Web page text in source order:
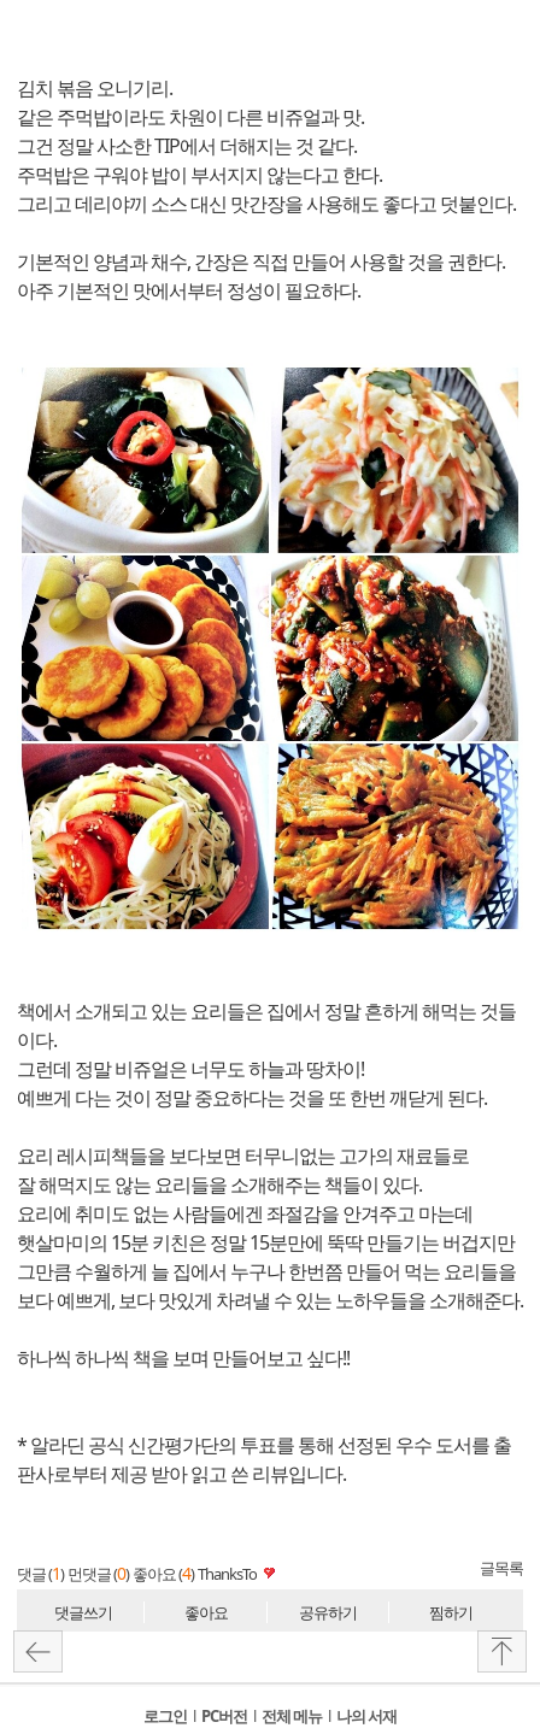
김치 볶음 오니기리.
같은 주먹밥이라도 차원이 다른 비쥬얼과 맛.
그건 정말 사소한 TIP에서 더해지는 것 같다.
주먹밥은 구워야 밥이 부서지지 않는다고 한다.
그리고 데리야끼 소스 대신 맛간장을 사용해도 좋다고 덧붙인다.
기본적인 양념과 채수, 간장은 직접 만들어 사용할 것을 권한다.
아주 기본적인 맛에서부터 정성이 필요하다.
책에서 소개되고 있는 요리들은 집에서 정말 흔하게 해먹는 것들
이다.
그런데 정말 비쥬얼은 너무도 하늘과 땅차이!
예쁘게 다는 것이 정말 중요하다는 것을 또 한번 깨닫게 된다.
요리 레시피책들을 보다보면 터무니없는 고가의 재료들로
잘 해먹지도 않는 요리들을 소개해주는 책들이 있다.
요리에 취미도 없는 사람들에겐 좌절감을 안겨주고 마는데
햇살마미의 15분 키친은 정말 15분만에 뚝딱 만들기는 버겁지만
그만큼 수월하게 늘 집에서 누구나 한번쯤 만들어 먹는 요리들을
보다 예쁘게, 보다 맛있게 차려낼 수 있는 노하우들을 소개해준다.
하나씩 하나씩 책을 보며 만들어보고 싶다!!
* 알라딘 공식 신간평가단의 투표를 통해 선정된 우수 도서를 출
판사로부터 제공 받아 읽고 쓴 리뷰입니다.
댓글 (1) 먼댓글 (0) 좋아요 (4)ThanksTo 글목록
댓글쓰기 좋아요 공유하기 찜하기
로그인 l PC버전 l 전체 메뉴 l 나의 서재